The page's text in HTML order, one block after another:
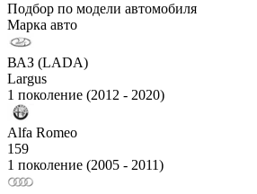
Подбор по модели автомобиля
Марка авто
ВАЗ (LADA)
Largus
1 поколение (2012 - 2020)
Alfa Romeo
159
1 поколение (2005 - 2011)